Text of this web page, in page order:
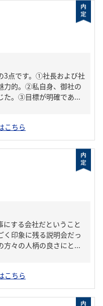
3点です。①社長および社
力的。②私自身、御社の
た。③目標が明確であ...
こちら
する会社だということ
く印象に残る説明会だっ
方々の人柄の良さにと...
こちら